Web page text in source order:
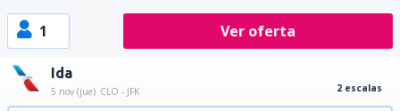
1 Ver oferta
Ida
5 nov (jue) CLO - JFK 2 escalas